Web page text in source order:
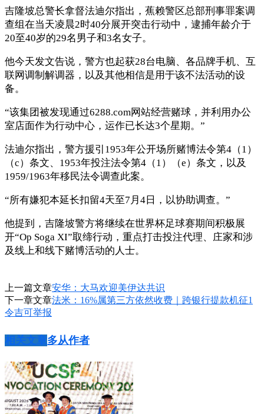
吉隆坡总警长拿督法迪尔指出，蕉赖警区总部刑事罪案调
查组在当天凌晨2时40分展开突击行动中，逮捕年龄介于
20至40岁的29名男子和3名女子。
他今天发文告说，警方也起获28台电脑、各品牌手机、互
联网调制解调器，以及其他相信是用于该不法活动的设
备。
“该集团被发现通过6288.com网站经营赌球，并利用办公
室店面作为行动中心，运作已长达3个星期。”
法迪尔指出，警方援引1953年公开场所赌博法令第4（1）
（c）条文、1953年投注法令第4（1）（e）条文，以及
1959/1963年移民法令调查此案。
“所有嫌犯本延长扣留4天至7月4日，以协助调查。”
他提到，吉隆坡警方将继续在世界杯足球赛期间积极展
开“Op Soga XI”取缔行动，重点打击投注代理、庄家和涉
及线上和线下赌博活动的人士。
上一篇文章安华：大马欢迎美伊达共识
下一章文章法米：16%属第三方依然收费｜跨银行提款机征1
令吉可举报
相关文章多从作者